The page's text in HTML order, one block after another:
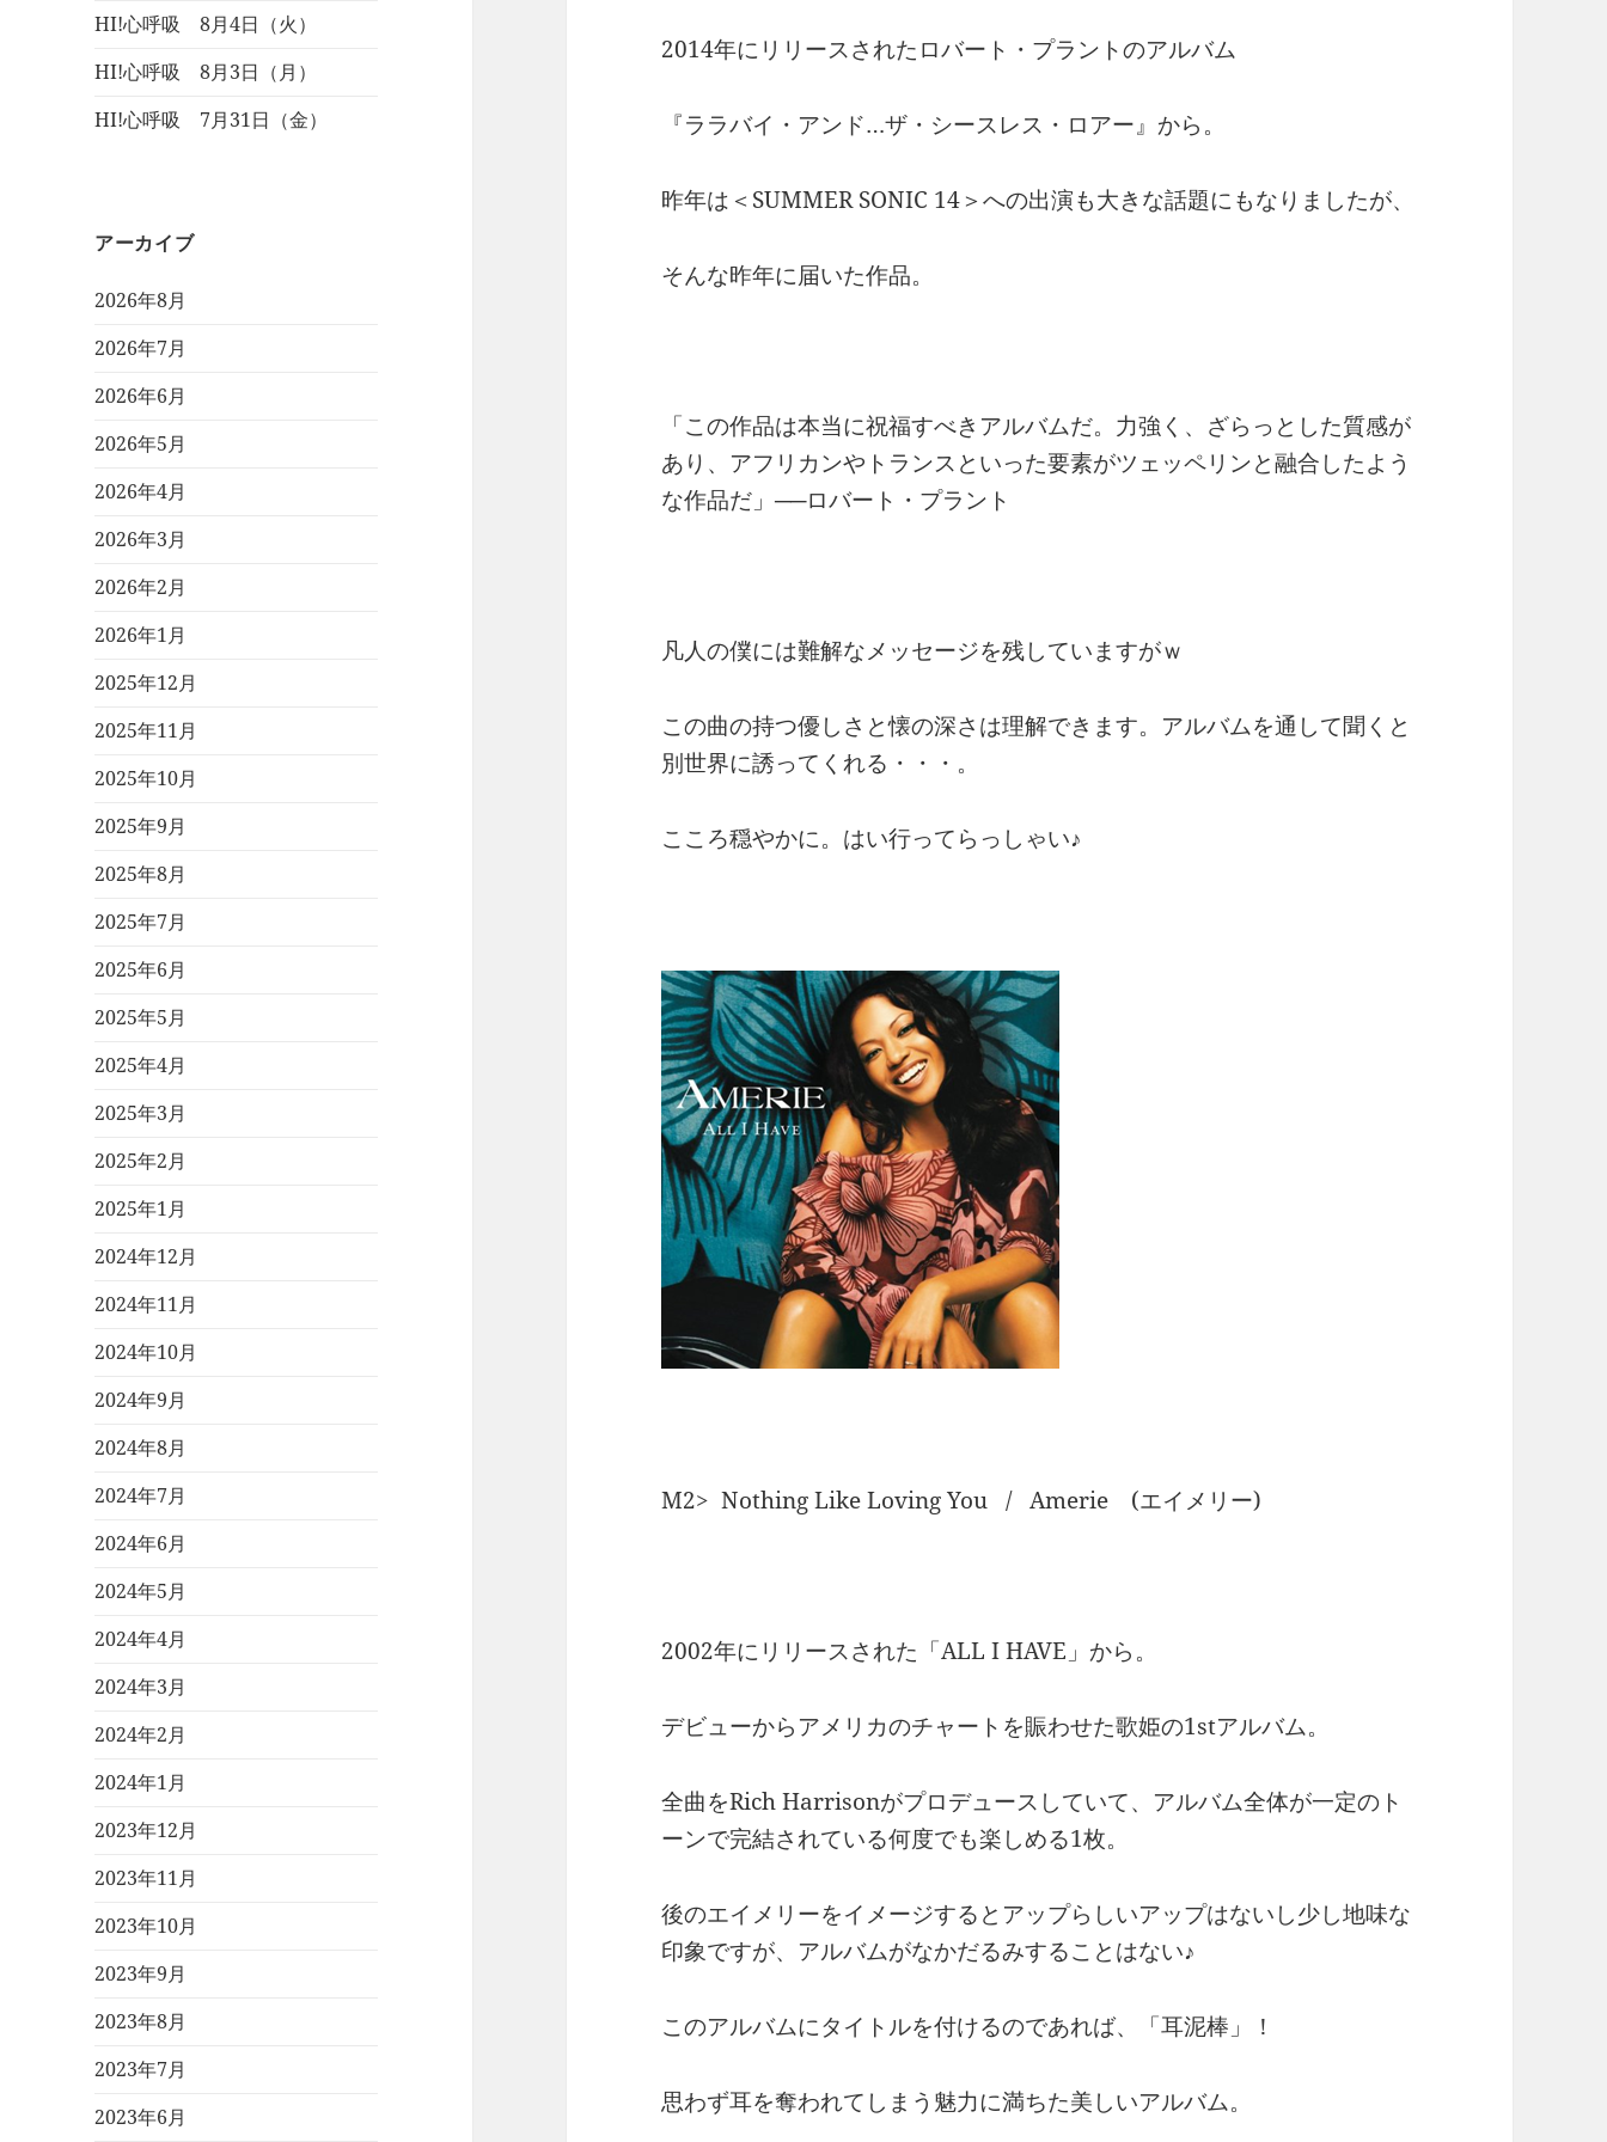
HI!心呼吸 8月4日（火）
HI!心呼吸 8月3日（月）
HI!心呼吸 7月31日（金）
アーカイブ
2026年8月
2026年7月
2026年6月
2026年5月
2026年4月
2026年3月
2026年2月
2026年1月
2025年12月
2025年11月
2025年10月
2025年9月
2025年8月
2025年7月
2025年6月
2025年5月
2025年4月
2025年3月
2025年2月
2025年1月
2024年12月
2024年11月
2024年10月
2024年9月
2024年8月
2024年7月
2024年6月
2024年5月
2024年4月
2024年3月
2024年2月
2024年1月
2023年12月
2023年11月
2023年10月
2023年9月
2023年8月
2023年7月
2023年6月
2014年にリリースされたロバート・プラントのアルバム
『ララバイ・アンド…ザ・シースレス・ロアー』から。
昨年は＜SUMMER SONIC 14＞への出演も大きな話題にもなりましたが、
そんな昨年に届いた作品。
「この作品は本当に祝福すべきアルバムだ。力強く、ざらっとした質感が
あり、アフリカンやトランスといった要素がツェッペリンと融合したよう
な作品だ」──ロバート・プラント
凡人の僕には難解なメッセージを残していますがｗ
この曲の持つ優しさと懐の深さは理解できます。アルバムを通して聞くと
別世界に誘ってくれる・・・。
こころ穏やかに。はい行ってらっしゃい♪
M2> Nothing Like Loving You / Amerie (エイメリー)
2002年にリリースされた「ALL I HAVE」から。
デビューからアメリカのチャートを賑わせた歌姫の1stアルバム。
全曲をRich Harrisonがプロデュースしていて、アルバム全体が一定のト
ーンで完結されている何度でも楽しめる1枚。
後のエイメリーをイメージするとアップらしいアップはないし少し地味な
印象ですが、アルバムがなかだるみすることはない♪
このアルバムにタイトルを付けるのであれば、「耳泥棒」！
思わず耳を奪われてしまう魅力に満ちた美しいアルバム。